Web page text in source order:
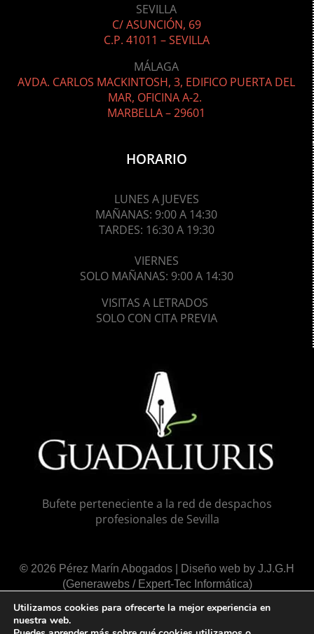
SEVILLA
C/ ASUNCIÓN, 69
C.P. 41011 – SEVILLA
MÁLAGA
AVDA. CARLOS MACKINTOSH, 3, EDIFICO PUERTA DEL
MAR, OFICINA A-2.
MARBELLA – 29601
HORARIO
LUNES A JUEVES
MAÑANAS: 9:00A 14:30
TARDES: 16:30 A 19:30
VIERNES
SOLO MAÑANAS: 9:00 A 14:30
VISITAS A LETRADOS
SOLO CON CITA PREVIA
Bufete perteneciente a la red de despachos
profesionales de Sevilla
© 2026 Pérez Marín Abogados | Diseño web by J.J.G.H
(Generawebs / Expert-Tec Informática)
Utilizamos cookies para ofrecerte la mejor experiencia en
nuestra web.